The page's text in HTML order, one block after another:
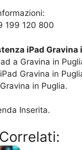
199 120 800
iPad Gravina
a Gravina in
Gravina in
in Puglia.
Inserita.